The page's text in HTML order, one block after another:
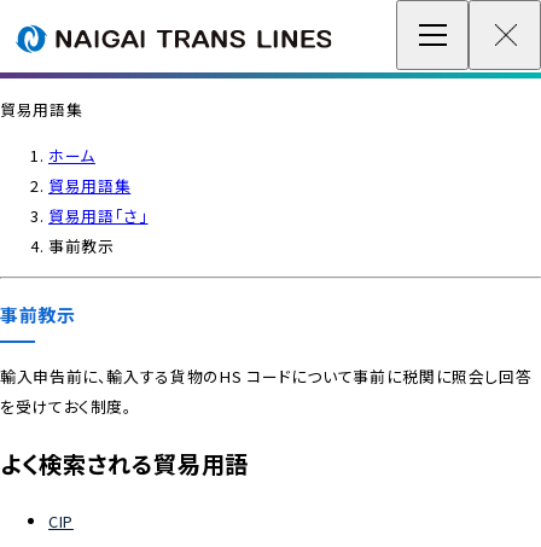
サステナビリティ
企業情報 / グローバルネットワーク
各種情報
最新情報
貿易用語集
ホーム
貿易用語集
貿易用語「さ」
事前教示
事前教示
輸入申告前に、輸入する貨物のHS コードについて事前に税関に照会し回答
を受けておく制度。
よく検索される貿易用語
CIP